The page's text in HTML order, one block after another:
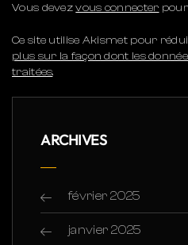
Vous devezvous connecter
Ce site utilise Akismet pour
plus sur la façon dont les
traitées.
ARCHIVES
février 2025
janvier 2025